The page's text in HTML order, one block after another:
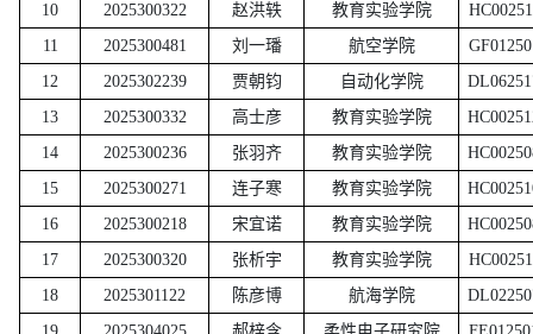
10
2025300322 赵洪轶 教育实验学院
11
2025300481 刘一璠 航空学院
12
2025302239 贾朝钧 自动化学院
13
2025300332 高士彦 教育实验学院
14
2025300236 张羽齐 教育实验学院
15
2025300271 连子寒 教育实验学院
16
2025300218 宋宜诺 教育实验学院
17
2025300320 张析宇 教育实验学院
18
2025301122 陈彦博 航海学院